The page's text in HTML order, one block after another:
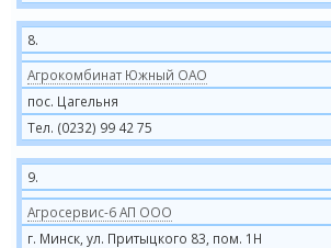
8.
Агрокомбинат Южный ОАО
пос. Цагельня
Тел. (0232) 99 42 75
9.
Агросервис-6 АП ООО
г. Минск, ул. Притыцкого 83, пом. 1Н